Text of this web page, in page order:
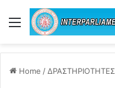
Menu
Home / ΔΡΑΣΤΗΡΙΟΤΗΤΕΣ